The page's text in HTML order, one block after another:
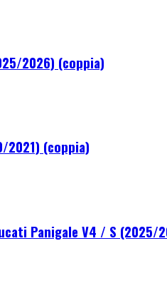
2026) (coppia)
2021) (coppia)
Panigale V4 / S (2025/